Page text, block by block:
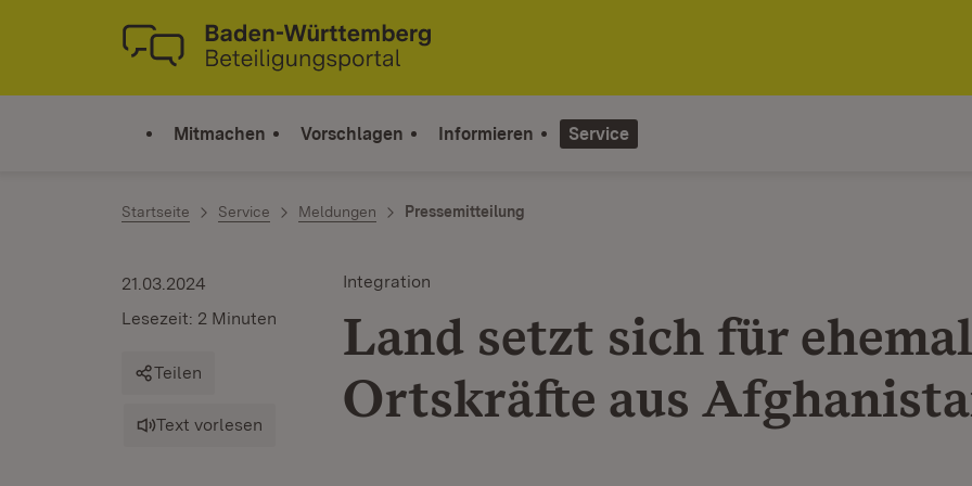
Zum Inhalt springen
Link zur Startseite
Mitmachen Vorschlagen Informieren Service
Startseite Service Meldungen Pressemitteilung
Integration
Land setzt sich für
Ortskräfte aus
21.03.2024
Lesezeit: 2 Minuten
Teilen
Text vorlesen